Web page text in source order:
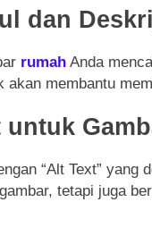
dan
rumah Anda
membantu
untuk
“Alt Text”
tetapi juga